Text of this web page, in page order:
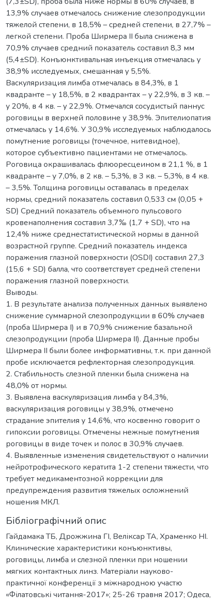
13,9% случаев отмечалось снижение слезопродукции
тяжелой степени, в 18,5% – средней степени, в 27,7% –
легкой степени. Проба Ширмера II была снижена в
70,9% случаев средний показатель составил 8,3 мм
(5,4±SD). Конъюнктивальная инъекция отмечалась у
38,9% исследуемых, смешанная у 5,5%.
Васкуляризация лимба отмечалась в 84,3%, в 1
квадранте – у 18,5%, в 2 квадрантах – у 22,9%, в 3 кв. –
у 20%, в 4 кв. – у 22,9%. Отмечался сосудистый паннус
роговицы в верхней половине у 38,9%. Эпителиопатия
отмечалась у 14,6%. У 30,9% исследуемых наблюдалось
помутнение роговицы (точечное, нитевидное),
которое субъективно пациентами не отмечалось.
Роговица окрашивалась флюоресцеином в 21,1 %, в 1
квадранте – у 7,0%, в 2 кв. – 5,3%, в 3 кв. – 5,3%, в 4 кв.
– 3,5%. Толщина роговицы оставалась в пределах
нормы, средний показатель составил 0,533 см (0,05 +
SD) Средний показатель объемного пульсового
кровенаполнения составил 3,7‰ (1,7 + SD), что на
12,4% ниже среднестатистической нормы в данной
возрастной группе. Средний показатель индекса
поражения глазной поверхности (OSDI) составил 27,3
(15,6 + SD) балла, что соответствует средней степени
поражения глазной поверхности.
Выводы.
1. В результате анализа полученных данных выявлено
снижение суммарной слезопродукции в 60% случаев
(проба Ширмера I) и в 70,9% снижение базальной
слезопродукции (проба Ширмера II). Данные пробы
Ширмера II были более информативны, т.к. при данной
пробе исключается рефлекторная слезопродукция.
2. Стабильность слезной пленки была снижена на
48,0% от нормы.
3. Выявлена васкуляризация лимба у 84,3%,
васкуляризация роговицы у 38,9%, отмечено
страдание эпителия у 14,6%, что косвенно говорит о
гипоксии роговицы. Отмечены нежные помутнения
роговицы в виде точек и полос в 30,9% случаев.
4. Выявленные изменения свидетельствуют о наличии
нейротрофического кератита 1-2 степени тяжести, что
требует медикаментозной коррекции для
предупреждения развития тяжелых осложнений
ношения МКЛ.
Бібліографічний опис
Гайдамака ТБ, Дрожжина ГІ, Веліксар ТА, Храменко НІ.
Клинические характеристики конъюнктивы,
роговицы, лимба и слезной пленки при ношении
мягких контактных линз. Матеріали науково-
практичної конференції з міжнародною участю
«Філатовські читання-2017»; 25-26 травня 2017; Одеса,